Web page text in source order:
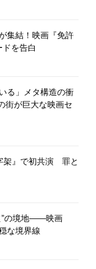
集結！映画『免許
ドを告白
る」メタ構造の衝
街が巨大な映画セ
架』で初共演 罪と
”の境地――映画
な境界線